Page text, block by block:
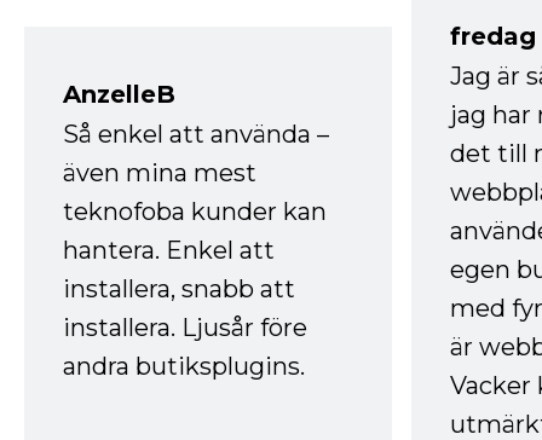
AnzelleB
Så enkel att använda –
även mina mest
teknofoba kunder kan
hantera. Enkel att
installera, snabb att
installera. Ljusår före
andra butiksplugins.
fredag
Jag är
jag
det till
egen
med
är
Vacker